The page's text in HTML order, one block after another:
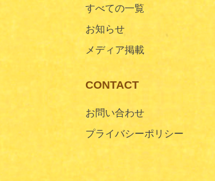
すべての一覧
お知らせ
メディア掲載
CONTACT
お問い合わせ
プライバシーポリシー